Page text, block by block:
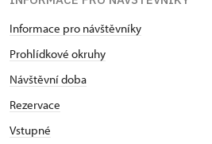
Informace pro návštěvníky
Prohlídkové okruhy
Návštěvní doba
Rezervace
Vstupné